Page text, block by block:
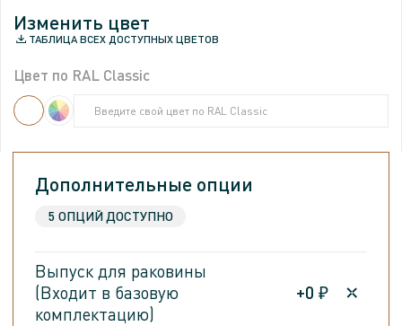
Изменить цвет
ТАБЛИЦА ВСЕХ ДОСТУПНЫХ ЦВЕТОВ
Цвет по RAL Classic
Введите свой цвет по RAL Classic
Введите свой цвет по RAL Classic
Изменить цвет
ТАБЛИЦА ВСЕХ ДОСТУПНЫХ ЦВЕТОВ
Цвет по RAL Classic
Введите свой цвет по RAL Classic
Введите свой цвет по RAL Classic
Дополнительные опции
5 ОПЦИЙ ДОСТУПНО
Выпуск для раковины
(Входит в базовую
комплектацию)
+0 ₽